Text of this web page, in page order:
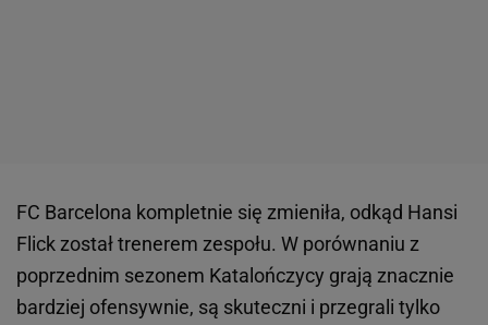
FC Barcelona kompletnie się zmieniła, odkąd Hansi
Flick został trenerem zespołu. W porównaniu z
poprzednim sezonem Katalończycy grają znacznie
bardziej ofensywnie, są skuteczni i przegrali tylko